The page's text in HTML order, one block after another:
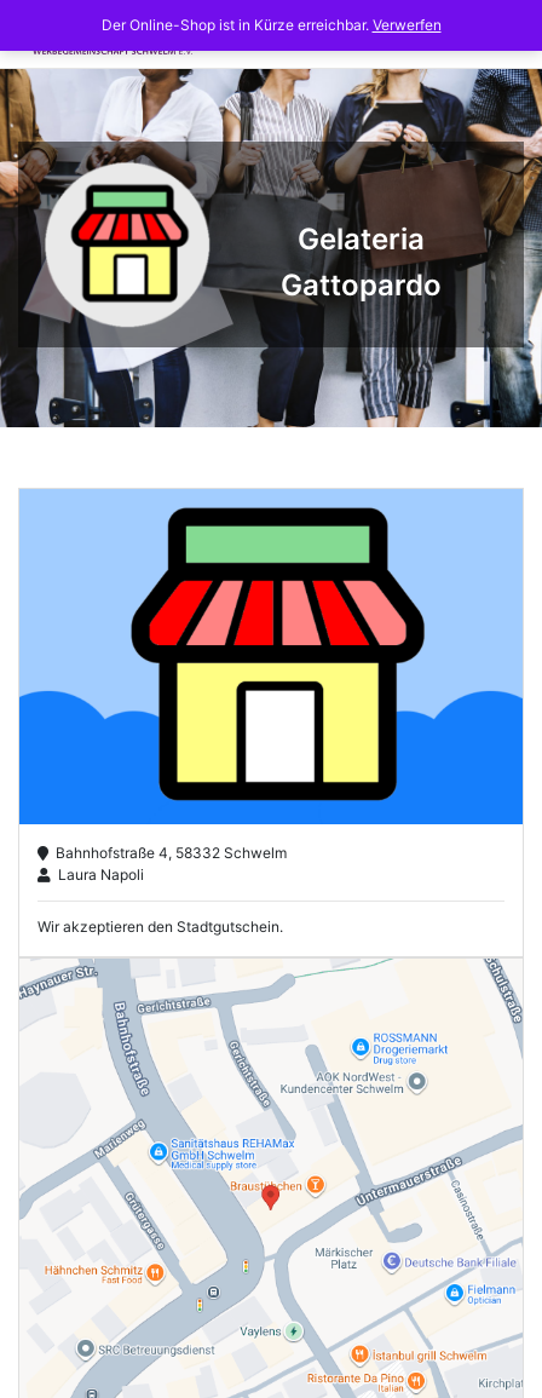
content
Gelateria
Gattopardo
Bahnhofstraße 4, 58332 Schwelm
Laura Napoli
Wir akzeptieren den Stadtgutschein.
Der Online-Shop ist in Kürze erreichbar. Verwerfen